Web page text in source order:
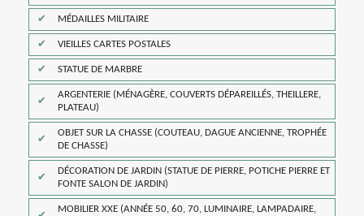
MÉDAILLES MILITAIRE
VIEILLES CARTES POSTALES
STATUE DE MARBRE
ARGENTERIE (MÉNAGÈRE, COUVERTS DÉPAREILLÉS, THEILLERE,
PLATEAU)
OBJET SUR LA CHASSE (COUTEAU, DAGUE ANCIENNE, TROPHÉE
DE CHASSE)
DÉCORATION DE JARDIN (STATUE DE PIERRE, POTICHE PIERRE ET
FONTE SALON DE JARDIN)
MOBILIER XXE (ANNÉE 50, 60, 70, LUMINAIRE, LAMPADAIRE,